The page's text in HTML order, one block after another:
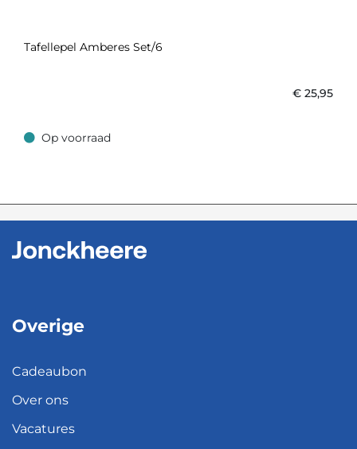
Tafellepel Amberes Set/6
€ 25,95
Op voorraad
Op voorraad
Overige
Cadeaubon
Over ons
Vacatures